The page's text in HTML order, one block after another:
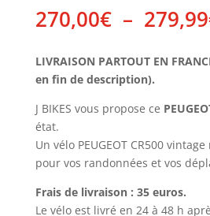
270,00€ – 279,99
LIVRAISON PARTOUT EN
en fin de description).
J BIKES vous propose ce
état.
Un vélo PEUGEOT CR500
pour vos randonnées et vos
Frais de livraison : 35 euros.
Le vélo est livré en 24 à 48 h